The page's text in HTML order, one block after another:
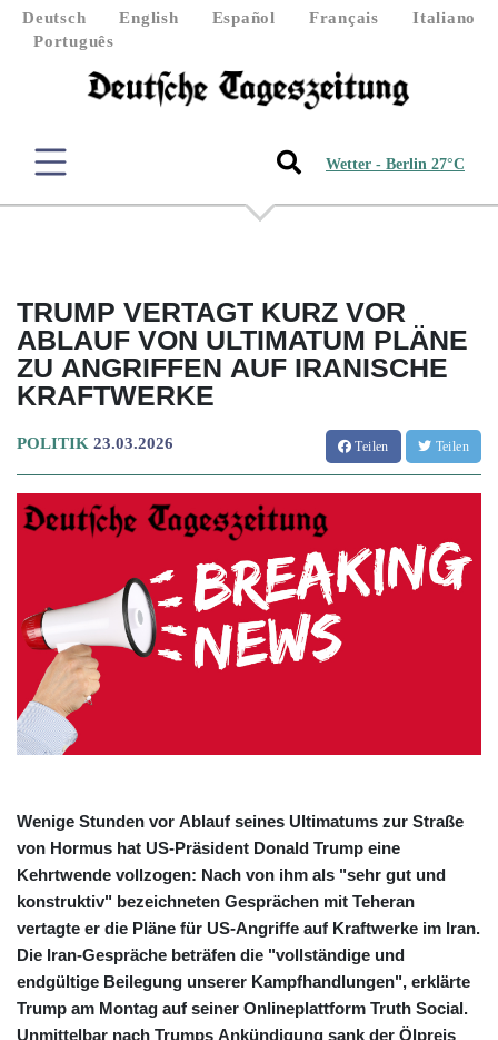
Deutsch English Español Français
Italiano
Português
Wetter - Berlin 27°C
TRUMP VERTAGT KURZ VOR
ABLAUF VON ULTIMATUM PLÄNE
ZU ANGRIFFEN AUF IRANISCHE
KRAFTWERKE
POLITIK 23.03.2026 Teilen Teilen
Wenige Stunden vor Ablauf seines Ultimatums zur Straße
von Hormus hat US-Präsident Donald Trump eine
Kehrtwende vollzogen: Nach von ihm als "sehr gut und
konstruktiv" bezeichneten Gesprächen mit Teheran
vertagte er die Pläne für US-Angriffe auf Kraftwerke im Iran.
Die Iran-Gespräche beträfen die "vollständige und
endgültige Beilegung unserer Kampfhandlungen", erklärte
Trump am Montag auf seiner Onlineplattform Truth Social.
Unmittelbar nach Trumps Ankündigung sank der Ölpreis